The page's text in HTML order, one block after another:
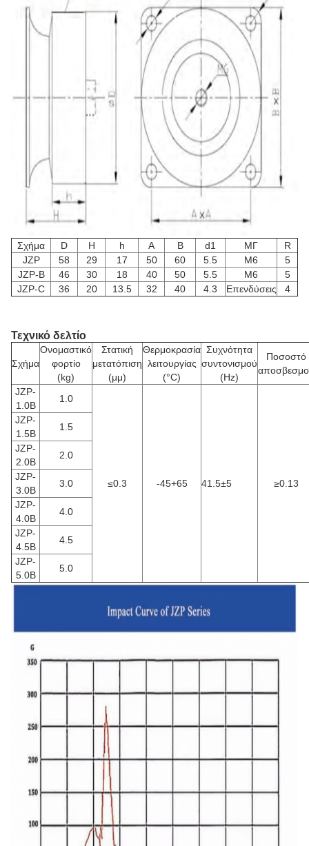
Σχήμα D H h Α Β d1 ΜΓ
R
JZP
58 29 17 50 60 5.5 M6
5
JZP-B
46 30 18 40 50 5.5 M6
5
JZP-C
36 20 13.5 32 40 4.3 Επενδύσεις 4
Τεχνικό δελτίο
Σχήμα
Ονομαστικό
φορτίο
(kg)
Στατική
μετατόπιση
(μμ)
Θερμοκρασία
λειτουργίας
(°C)
Συχνότητα
συντονισμού
(Hz)
Ποσοστό
JZP-
1.0B
1.0
≤0.3 -45+65 41.5±5 ≥0.13
JZP-
1.5B
1.5
JZP-
2.0B
2.0
JZP-
3.0B
3.0
JZP-
4.0B
4.0
JZP-
4.5B
4.5
JZP-
5.0B
5.0